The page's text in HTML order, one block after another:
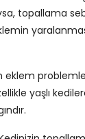
topallama
eklem
yaşlı